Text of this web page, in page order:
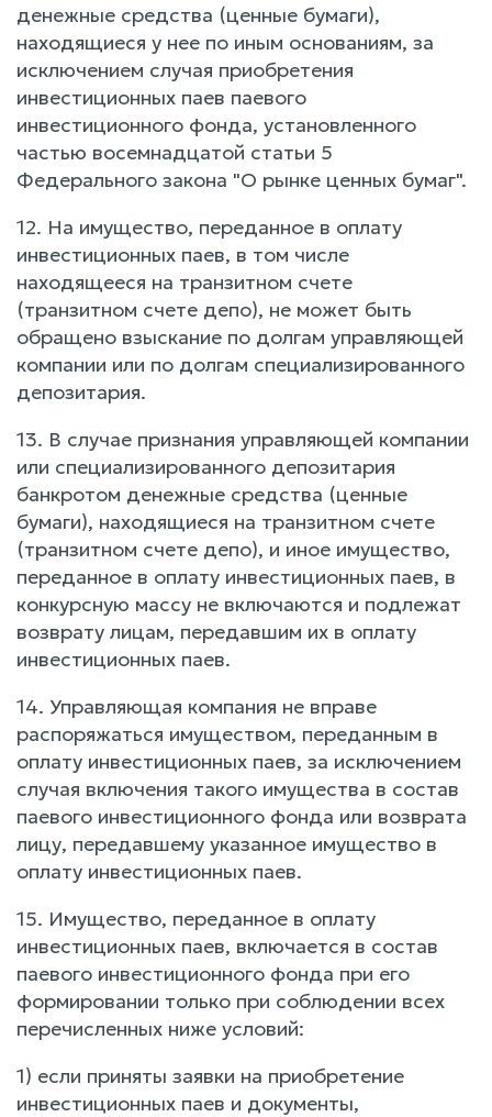
денежные средства (ценные бумаги),
находящиеся у нее по иным основаниям, за
исключением случая приобретения
инвестиционных паев паевого
инвестиционного фонда, установленного
частью восемнадцатой статьи 5
Федерального закона "О рынке ценных бумаг".
12. На имущество, переданное в оплату
инвестиционных паев, в том числе
находящееся на транзитном счете
(транзитном счете депо), не может быть
обращено взыскание по долгам управляющей
компании или по долгам специализированного
депозитария.
13. В случае признания управляющей компании
или специализированного депозитария
банкротом денежные средства (ценные
бумаги), находящиеся на транзитном счете
(транзитном счете депо), и иное имущество,
переданное в оплату инвестиционных паев, в
конкурсную массу не включаются и подлежат
возврату лицам, передавшим их в оплату
инвестиционных паев.
14. Управляющая компания не вправе
распоряжаться имуществом, переданным в
оплату инвестиционных паев, за исключением
случая включения такого имущества в состав
паевого инвестиционного фонда или возврата
лицу, передавшему указанное имущество в
оплату инвестиционных паев.
15. Имущество, переданное в оплату
инвестиционных паев, включается в состав
паевого инвестиционного фонда при его
формировании только при соблюдении всех
перечисленных ниже условий:
1) если приняты заявки на приобретение
инвестиционных паев и документы,